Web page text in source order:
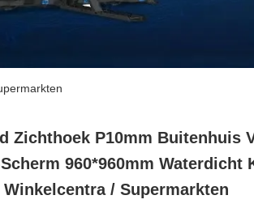
Zichthoek P10mm Buitenhuis
960*960mm Waterdicht
Winkelcentra / Supermarkten